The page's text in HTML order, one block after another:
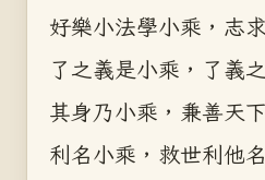
好樂小法學小乘，志
了之義是小乘，了義
其身乃小乘，兼善天
利名小乘，救世利他